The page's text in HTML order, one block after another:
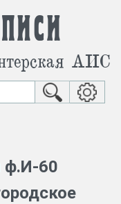
АИС
ф.И-60